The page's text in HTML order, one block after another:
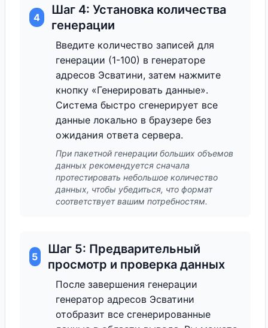
4
Шаг 4: Установка количества
генерации
Введите количество записей для
генерации (1-100) в генераторе
адресов Эсватини, затем нажмите
кнопку «Генерировать данные».
Система быстро сгенерирует все
данные локально в браузере без
ожидания ответа сервера.
При пакетной генерации больших объемов
данных рекомендуется сначала
протестировать небольшое количество
данных, чтобы убедиться, что формат
соответствует вашим потребностям.
5
Шаг 5: Предварительный
просмотр и проверка данных
После завершения генерации
генератор адресов Эсватини
отобразит все сгенерированные